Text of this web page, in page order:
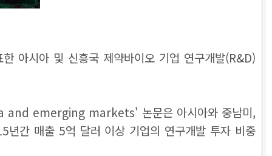
아시아 및 신흥국 제약바이오 기업 연구개발(R&D)
emerging markets' 논문은 아시아와 중남미,
년간 매출 5억 달러 이상 기업의 연구개발 투자 비중